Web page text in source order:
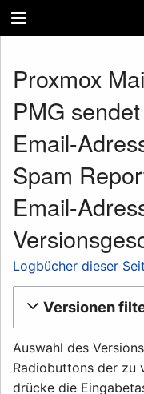
Proxmox
PMG
Email-
Spam
Email-
Logbücher dieser
Versionen
Auswahl des
Radiobuttons der zu
drücke die